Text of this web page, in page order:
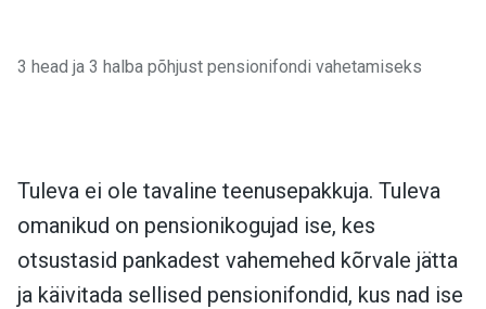
3 head ja 3 halba põhjust pensionifondi vahetamiseks
Tuleva ei ole tavaline teenusepakkuja. Tuleva
omanikud on pensionikogujad ise, kes
otsustasid pankadest vahemehed kõrvale jätta
ja käivitada sellised pensionifondid, kus nad ise